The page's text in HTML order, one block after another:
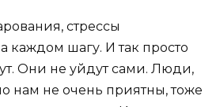
стрессы
каждом шагу. И так просто
Они не уйдут сами. Люди,
нам не очень приятны, тоже